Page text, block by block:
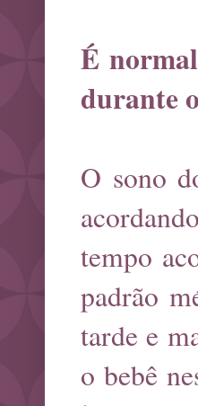
É
durante
O sono
tempo
padrão
tarde e
o bebê